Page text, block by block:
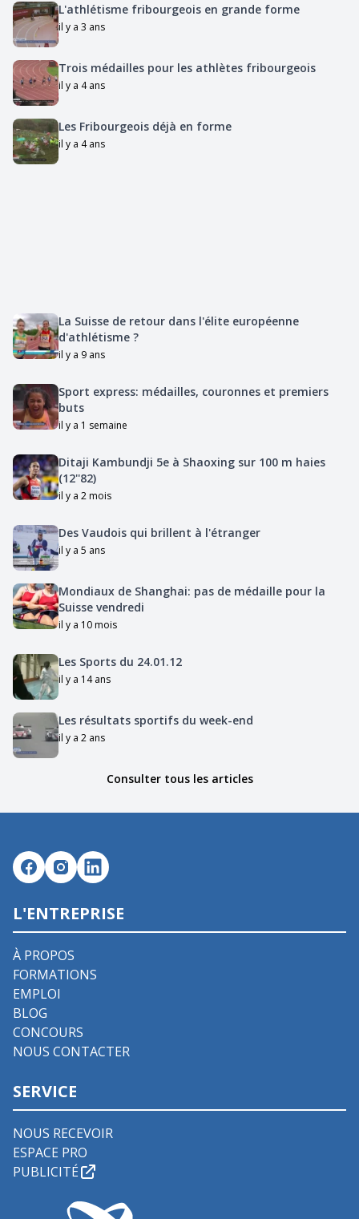
L'athlétisme fribourgeois en grande forme
il y a 3 ans
Trois médailles pour les athlètes fribourgeois
il y a 4 ans
Les Fribourgeois déjà en forme
il y a 4 ans
La Suisse de retour dans l'élite européenne
d'athlétisme ?
il y a 9 ans
Sport express: médailles, couronnes et premiers
buts
il y a 1 semaine
Ditaji Kambundji 5e à Shaoxing sur 100 m haies
(12''82)
il y a 2 mois
Des Vaudois qui brillent à l'étranger
il y a 5 ans
Mondiaux de Shanghai: pas de médaille pour la
Suisse vendredi
il y a 10 mois
Les Sports du 24.01.12
il y a 14 ans
Les résultats sportifs du week-end
il y a 2 ans
Consulter tous les articles
L'ENTREPRISE
À PROPOS
FORMATIONS
EMPLOI
BLOG
CONCOURS
NOUS CONTACTER
SERVICE
NOUS RECEVOIR
ESPACE PRO
PUBLICITÉ